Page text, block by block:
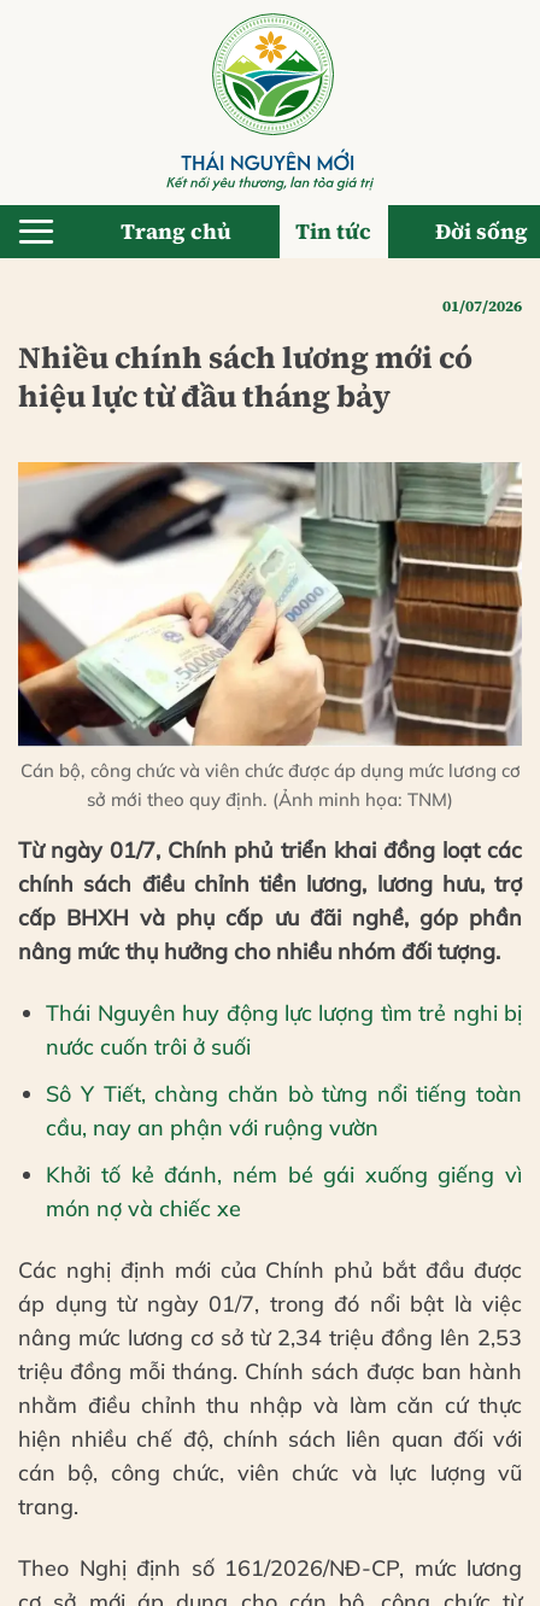
Trang chủ Tin tức Đời sống
01/07/2026
Nhiều chính sách lương mới có
hiệu lực từ đầu tháng bảy
Cán bộ, công chức và viên chức được áp dụng mức lương cơ
sở mới theo quy định. (Ảnh minh họa: TNM)
Từ ngày 01/7, Chính phủ triển khai đồng loạt các
chính sách điều chỉnh tiền lương, lương hưu, trợ
cấp BHXH và phụ cấp ưu đãi nghề, góp phần
nâng mức thụ hưởng cho nhiều nhóm đối tượng.
Thái Nguyên huy động lực lượng tìm trẻ nghi bị
nước cuốn trôi ở suối
Sô Y Tiết, chàng chăn bò từng nổi tiếng toàn
cầu, nay an phận với ruộng vườn
Khởi tố kẻ đánh, ném bé gái xuống giếng vì
món nợ và chiếc xe
Các nghị định mới của Chính phủ bắt đầu được
áp dụng từ ngày 01/7, trong đó nổi bật là việc
nâng mức lương cơ sở từ 2,34 triệu đồng lên 2,53
triệu đồng mỗi tháng. Chính sách được ban hành
nhằm điều chỉnh thu nhập và làm căn cứ thực
hiện nhiều chế độ, chính sách liên quan đối với
cán bộ, công chức, viên chức và lực lượng vũ
trang.
Theo Nghị định số 161/2026/NĐ-CP, mức lương